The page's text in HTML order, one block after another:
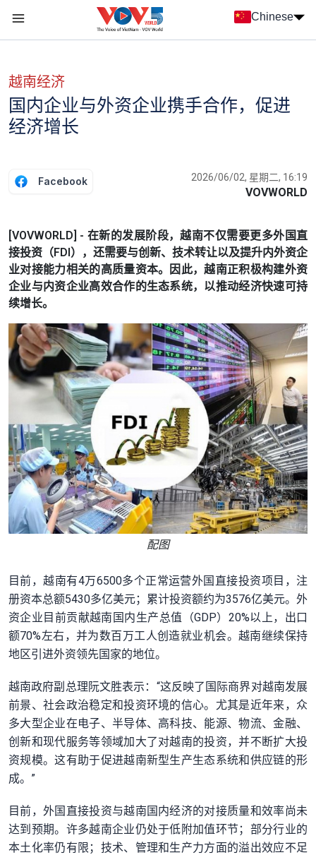
Chinese
越南经济
国内企业与外资企业携手合作，促进
经济增长
Facebook 2026/06/02, 星期二, 16:19
VOVWORLD
[VOVWORLD] - 在新的发展阶段，越南不仅需要更多外国直
接投资（FDI），还需要与创新、技术转让以及提升内外资企
业对接能力相关的高质量资本。因此，越南正积极构建外资
企业与内资企业高效合作的生态系统，以推动经济快速可持
续增长。
配图
目前，越南有4万6500多个正常运营外国直接投资项目，注
册资本总额5430多亿美元；累计投资额约为3576亿美元。外
资企业目前贡献越南国内生产总值（GDP）20%以上，出口
额70%左右，并为数百万工人创造就业机会。越南继续保持
地区引进外资领先国家的地位。
越南政府副总理阮文胜表示：“这反映了国际商界对越南发展
前景、社会政治稳定和投资环境的信心。尤其是近年来，众
多大型企业在电子、半导体、高科技、能源、物流、金融、
创新和现代服务等领域加大了对越南的投资，并不断扩大投
资规模。这有助于促进越南新型生产生态系统和供应链的形
成。”
目前，外国直接投资与越南国内经济的对接质量和效率尚未
达到预期。许多越南企业仍处于低附加值环节；部分行业的
本土化率仍有限；技术、管理和生产力方面的溢出效应不足